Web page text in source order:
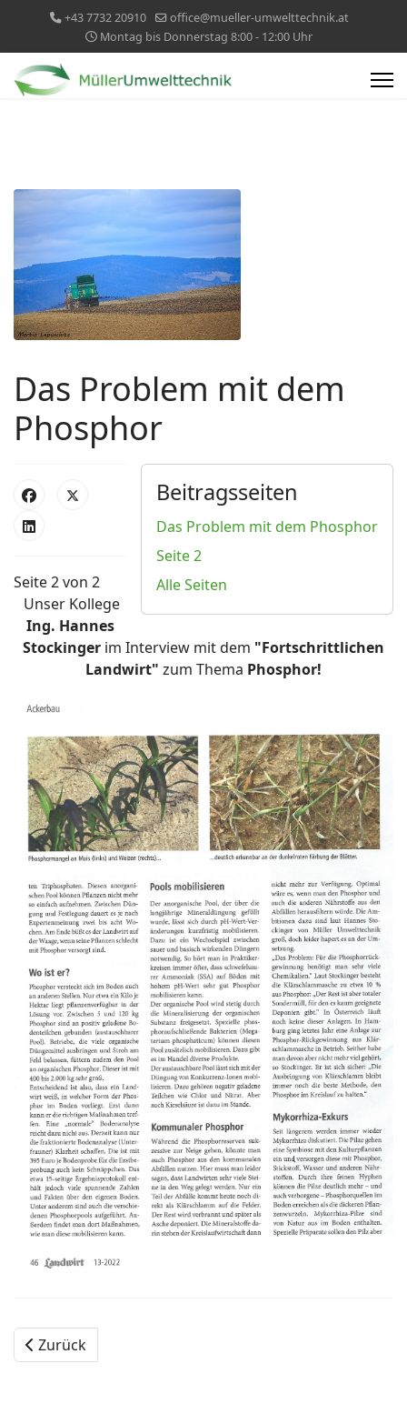
+43 7732 20910
office@mueller-umwelttechnik.at
Montag bis Donnerstag 8:00 - 12:00 Uhr
Das Problem mit dem
Phosphor
Beitragsseiten
Das Problem mit dem Phosphor
Seite 2
Alle Seiten
Seite 2 von 2
Unser Kollege
Ing. Hannes
Stockinger im Interview mit dem "Fortschrittlichen
Landwirt" zum Thema Phosphor!
Zurück